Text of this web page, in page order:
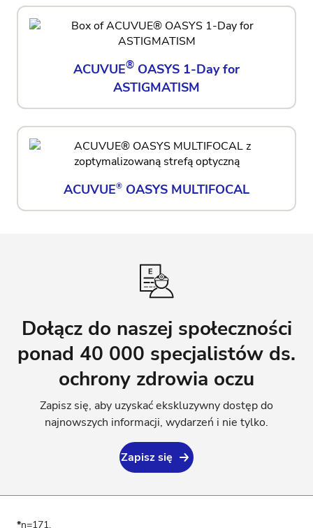
ACUVUE® OASYS 1-Day for
ASTIGMATISM
ACUVUE® OASYS MULTIFOCAL
Dołącz do naszej społeczności
ponad 40 000 specjalistów ds.
ochrony zdrowia oczu
Zapisz się, aby uzyskać ekskluzywny dostęp do
najnowszych informacji, wydarzeń i nie tylko.
Zapisz się
*n=171.